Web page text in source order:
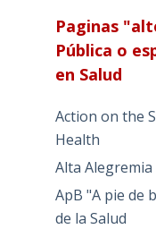
Paginas
Pública o
en Salud
Action on the
Health
Alta Alegremia
ApB "A pie de
de la Salud